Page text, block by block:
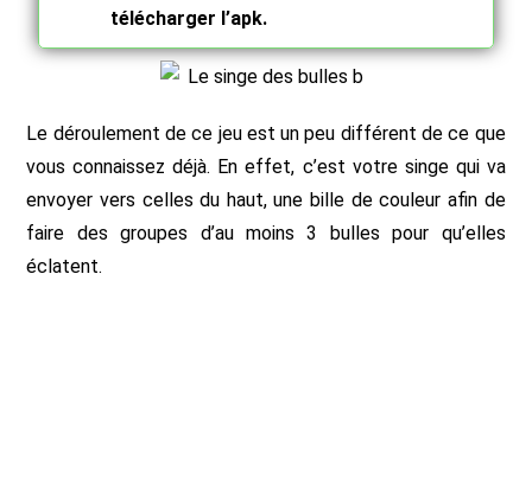
télécharger l’apk.
Le déroulement de ce jeu est un peu différent de ce que
vous connaissez déjà. En effet, c’est votre singe qui va
envoyer vers celles du haut, une bille de couleur afin de
faire des groupes d’au moins 3 bulles pour qu’elles
éclatent.